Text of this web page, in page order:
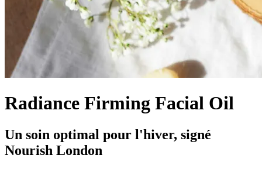
Radiance Firming Facial Oil
Un soin optimal pour l'hiver, signé
Nourish London